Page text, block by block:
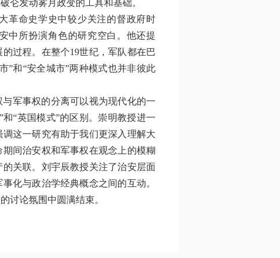
仑发动雾月政变的工具和基础。
革命史学史中较少关注的督政府时
中所扮演角色的研究空白。他还提
过程。在整个19世纪，军队都在巴
”和“安全城市”两种模式也并非彼此
军事权的分离可以视为现代化的一
“英国模式”的区别。崇明教授进一
这一研究有助于我们更深入理解大
间治安权和军事权在观念上的模糊
关联。刘宇辰教授关注了治安层面
化与政治学经典概念之间的互动。
讨论氛围中圆满结束。